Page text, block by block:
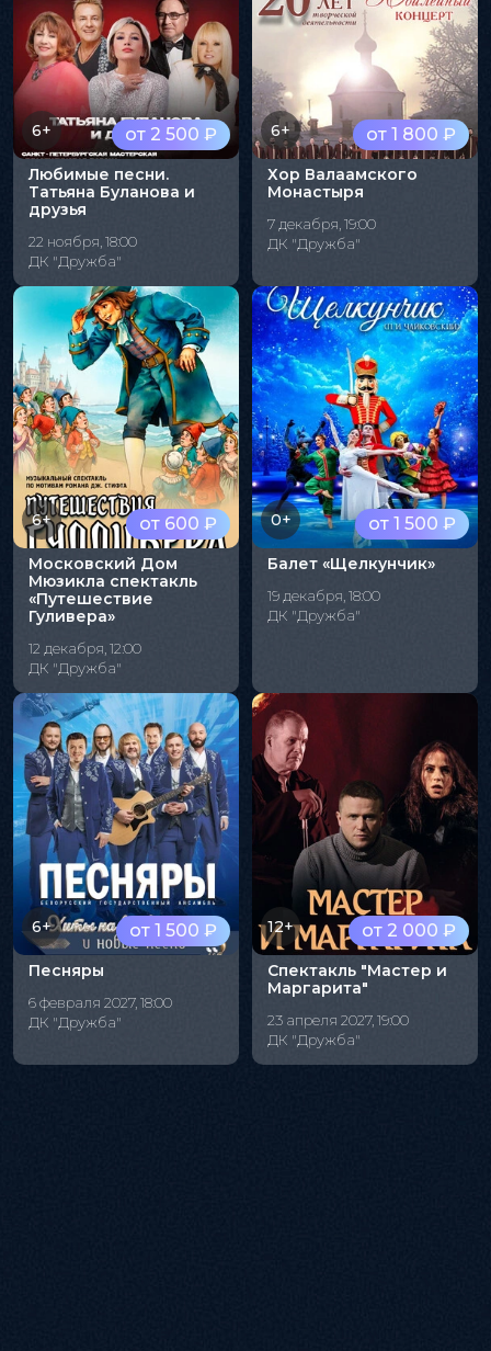
от 2 500 ₽
6+
Любимые песни.
Татьяна Буланова и
друзья
22 ноября, 18:00
ДК "Дружба"
от 1 800 ₽
6+
Хор Валаамского
Монастыря
7 декабря, 19:00
ДК "Дружба"
от 600 ₽
6+
Московский Дом
Мюзикла спектакль
«Путешествие
Гуливера»
12 декабря, 12:00
ДК "Дружба"
от 1 500 ₽
0+
Балет «Щелкунчик»
19 декабря, 18:00
ДК "Дружба"
от 1 500 ₽
6+
Песняры
6 февраля 2027, 18:00
ДК "Дружба"
от 2 000 ₽
12+
Спектакль "Мастер и
Маргарита"
23 апреля 2027, 19:00
ДК "Дружба"